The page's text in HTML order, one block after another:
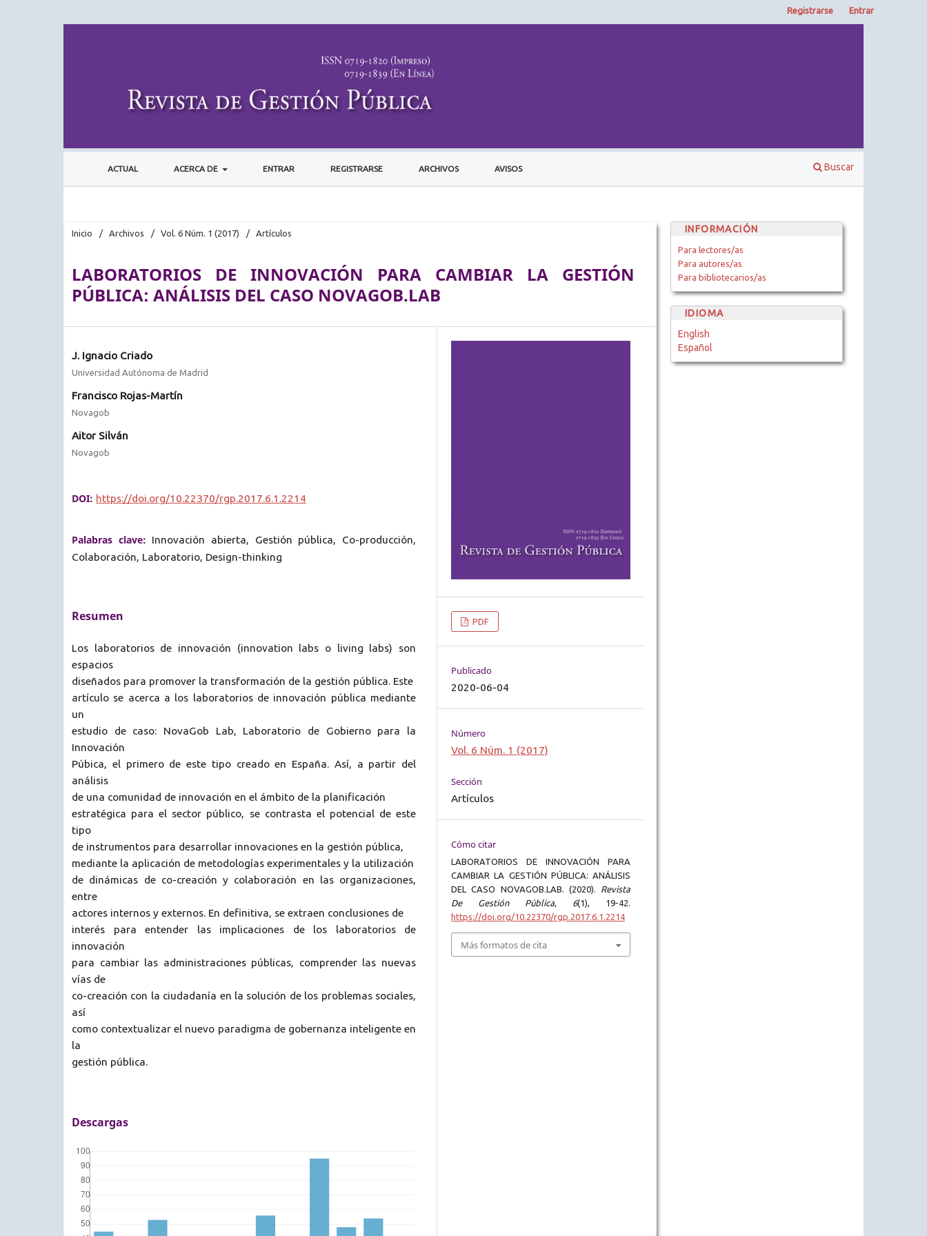
ACTUAL ACERCA DE ENTRAR REGISTRARSE ARCHIVOS AVISOS Buscar
Registrarse Entrar
Inicio / Archivos / Vol. 6 Núm. 1 (2017) / Artículos
LABORATORIOS DE INNOVACIÓN PARA CAMBIAR LA GESTIÓN
PÚBLICA: ANÁLISIS DEL CASO NOVAGOB.LAB
J. Ignacio Criado
Universidad Autónoma de Madrid
Francisco Rojas-Martín
Novagob
Aitor Silván
Novagob
DOI: https://doi.org/10.22370/rgp.2017.6.1.2214
Palabras clave: Innovación abierta, Gestión pública, Co-producción,
Colaboración, Laboratorio, Design-thinking
Resumen
Los laboratorios de innovación (innovation labs o living labs) son
espacios
diseñados para promover la transformación de la gestión pública. Este
artículo se acerca a los laboratorios de innovación pública mediante
un
estudio de caso: NovaGob Lab, Laboratorio de Gobierno para la
Innovación
Púbica, el primero de este tipo creado en España. Así, a partir del
análisis
de una comunidad de innovación en el ámbito de la planificación
estratégica para el sector público, se contrasta el potencial de este
tipo
de instrumentos para desarrollar innovaciones en la gestión pública,
mediante la aplicación de metodologías experimentales y la utilización
de dinámicas de co-creación y colaboración en las organizaciones,
entre
actores internos y externos. En definitiva, se extraen conclusiones de
interés para entender las implicaciones de los laboratorios de
innovación
para cambiar las administraciones públicas, comprender las nuevas
vías de
co-creación con la ciudadanía en la solución de los problemas sociales,
así
como contextualizar el nuevo paradigma de gobernanza inteligente en
la
gestión pública.
Descargas
PDF
Publicado
2020-06-04
Número
Vol. 6 Núm. 1 (2017)
Sección
Artículos
Cómo citar
LABORATORIOS DE INNOVACIÓN PARA
CAMBIAR LA GESTIÓN PÚBLICA: ANÁLISIS
DEL CASO NOVAGOB.LAB. (2020). Revista
De Gestión Pública, 6(1), 19-42.
https://doi.org/10.22370/rgp.2017.6.1.2214
Más formatos de cita
INFORMACIÓN
Para lectores/as
Para autores/as
Para bibliotecarios/as
IDIOMA
English
Español